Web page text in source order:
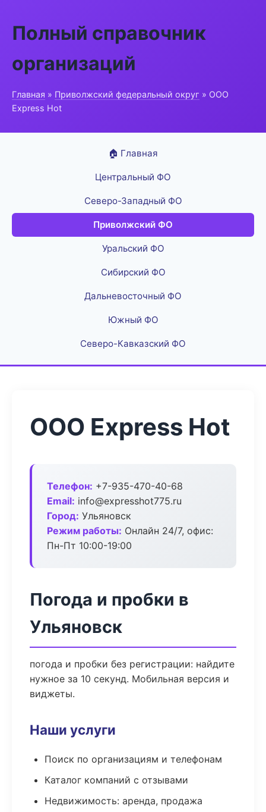
Полный справочник
организаций
Главная » Приволжский федеральный округ » ООО
Express Hot
🏠 Главная
Центральный ФО
Северо-Западный ФО
Приволжский ФО
Уральский ФО
Сибирский ФО
Дальневосточный ФО
Южный ФО
Северо-Кавказский ФО
ООО Express Hot
Телефон: +7-935-470-40-68
Email: info@expresshot775.ru
Город: Ульяновск
Режим работы: Онлайн 24/7, офис:
Пн-Пт 10:00-19:00
Погода и пробки в
Ульяновск
погода и пробки без регистрации: найдите
нужное за 10 секунд. Мобильная версия и
виджеты.
Наши услуги
Поиск по организациям и телефонам
Каталог компаний с отзывами
Недвижимость: аренда, продажа